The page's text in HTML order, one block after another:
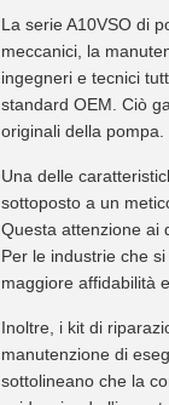
La serie A10VSO di
meccanici, la
ingegneri e tecnici
standard OEM. Ciò
originali della pompa.
Una delle
sottoposto a un
Questa attenzione ai
Per le industrie che
maggiore affidabilità
Inoltre, i kit di
manutenzione di
sottolineano che la